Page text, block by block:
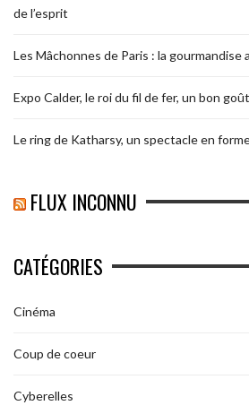
de l’esprit
Les Mâchonnes de Paris : la gourmandise
Expo Calder, le roi du fil de fer, un bon
Le ring de Katharsy, un spectacle en
FLUX INCONNU
CATÉGORIES
Cinéma
Coup de coeur
Cyberelles